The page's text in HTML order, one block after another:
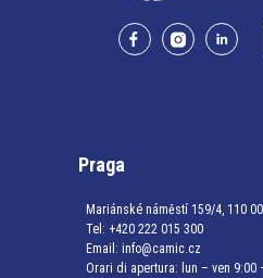
Praga
Mariánské náměstí 159/4, 110
Tel: +420 222 015 300
Email: info@camic.cz
Orari di apertura: lun – ven 9:00